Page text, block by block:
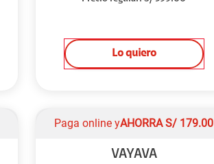
Lo quiero
Paga online yAHORRA S/ 179.00
VAYAVA